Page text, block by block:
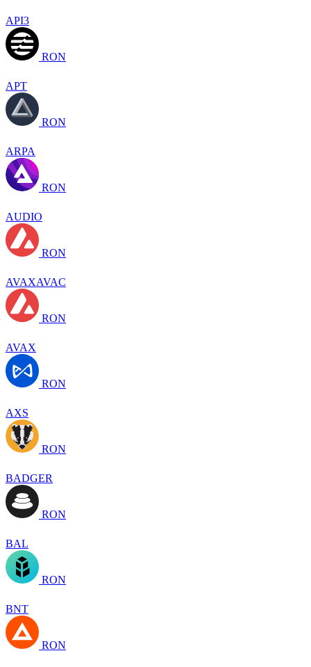
API3
RON
APT
RON
ARPA
RON
AUDIO
RON
AVAXAVAC
RON
AVAX
RON
AXS
RON
BADGER
RON
BAL
RON
BNT
RON